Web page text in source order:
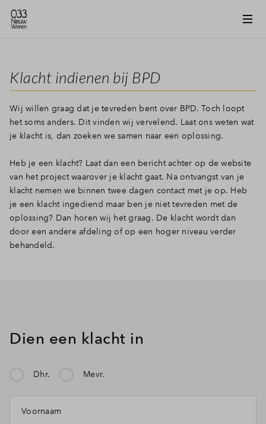
Klacht indienen bij BPD
Wij willen graag dat je tevreden bent over BPD. Toch loopt
het soms anders. Dit vinden wij vervelend. Laat ons weten wat
je klacht is, dan zoeken we samen naar een oplossing.
Heb je een klacht? Laat dan een bericht achter op de website
van het project waarover je klacht gaat. Na ontvangst van je
klacht nemen we binnen twee dagen contact met je op. Heb
je een klacht ingediend maar ben je niet tevreden met de
oplossing? Dan horen wij het graag. De klacht wordt dan
door een andere afdeling of op een hoger niveau verder
behandeld.
Dien een klacht in
Dhr. Mevr.
Voornaam